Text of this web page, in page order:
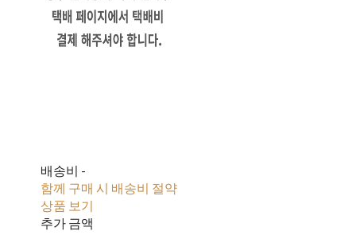
배송비 -
함께 구매 시 배송비 절약
상품 보기
추가 금액